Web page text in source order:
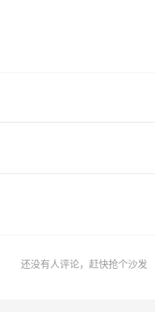
还没有人评论，赶快抢个沙发